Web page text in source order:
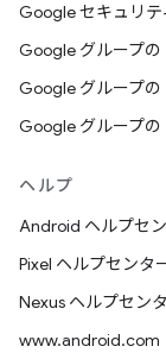
Google セキュリテ
Google グループ
Google グループ
Google グループの
ヘルプ
Android ヘルプセ
Pixel ヘルプセンタ
Nexus ヘルプセン
www.android.com